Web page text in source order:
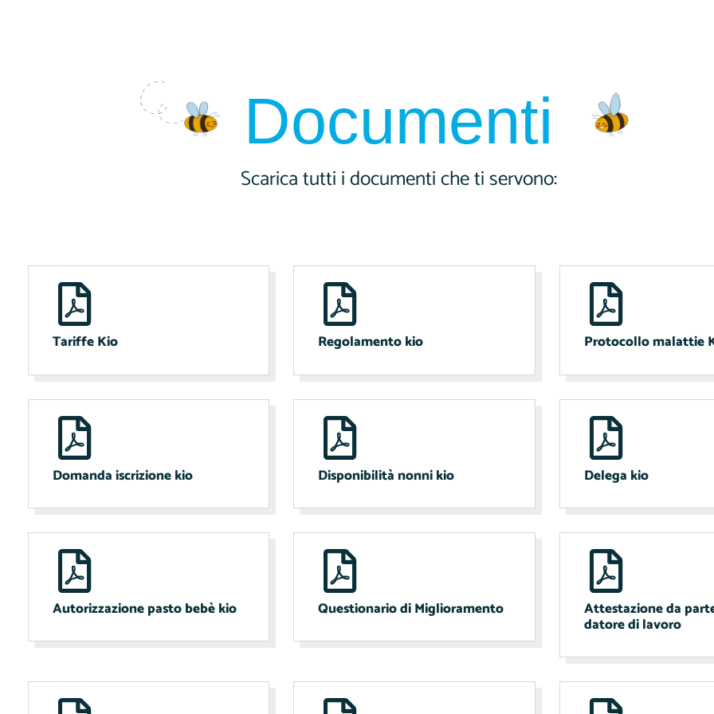
Documenti
Scarica tutti i documenti che ti servono:
Tariffe Kio Regolamento kio Protocollo malattie
Domanda iscrizione kio Disponibilità nonni kio Delega kio
Autorizzazione pasto bebè kio Questionario di Miglioramento Attestazione da
datore di lavoro